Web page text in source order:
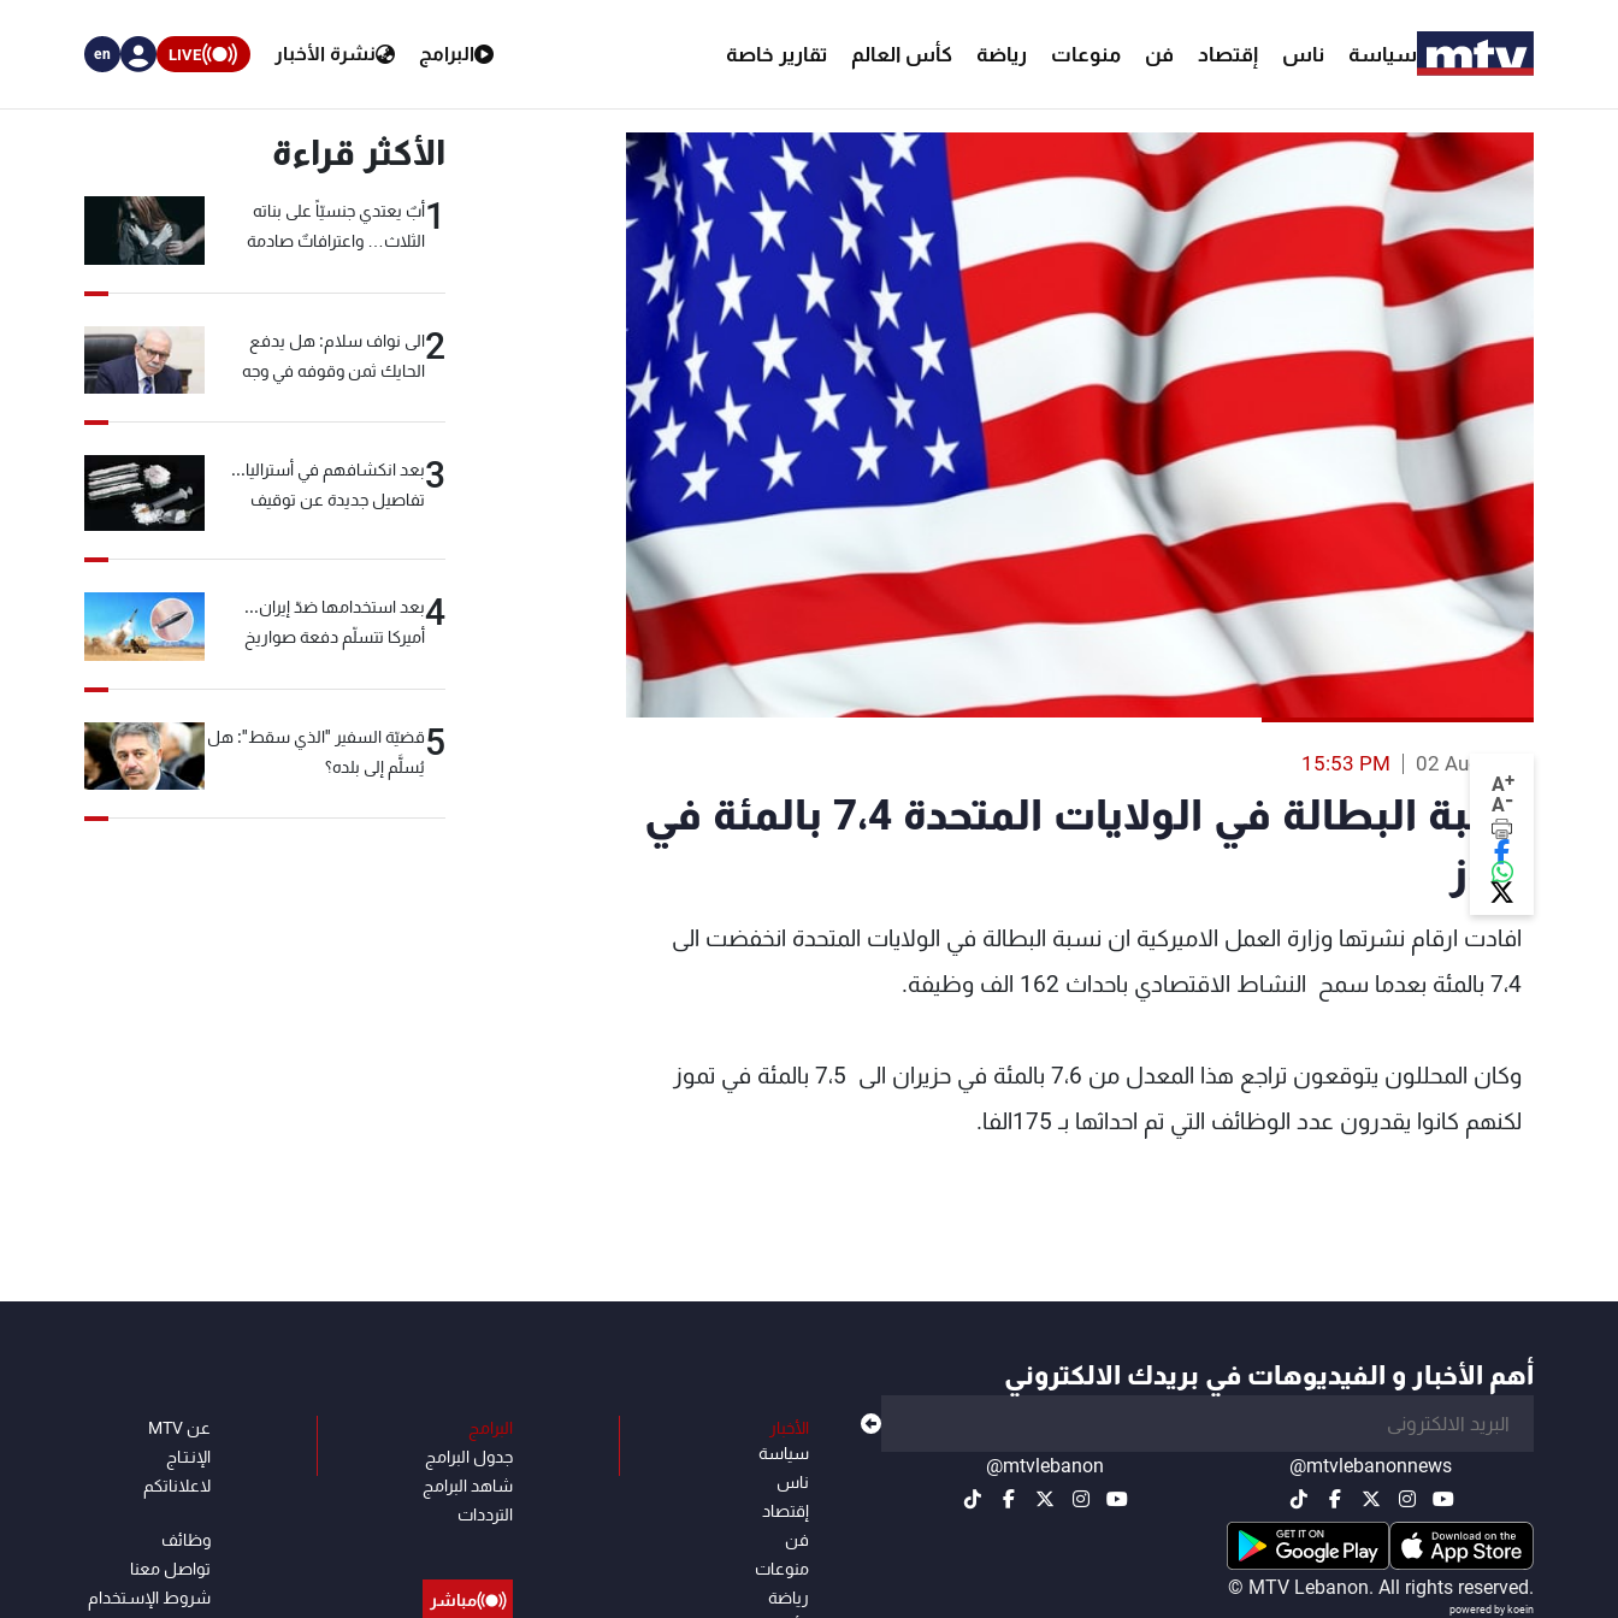
سياسة ناس إقتصاد فن منوعات رياضة كأس العالم تقارير خاصة البرامج نشرة الأخبار LIVE
en
A+
A-
02 Aug 2013
15:53 PM
نسبة البطالة في الولايات المتحدة 7،4 بالمئة في
تموز
افادت ارقام نشرتها وزارة العمل الاميركية ان نسبة البطالة في الولايات المتحدة انخفضت الى
7،4 بالمئة بعدما سمح النشاط الاقتصادي باحداث 162 الف وظيفة.
وكان المحللون يتوقعون تراجع هذا المعدل من 7،6 بالمئة في حزيران الى 7،5 بالمئة في تموز
لكنهم كانوا يقدرون عدد الوظائف التي تم احداثها بـ 175الفا.
الأكثر قراءة
1أبٌ يعتدي جنسيّاً على بناته
الثلاث… واعترافاتٌ صادمة
2الى نواف سلام: هل يدفع
الحايك ثمن وقوفه في وجه
3بعد انكشافهم في أستراليا...
تفاصيل جديدة عن توقيف
4بعد استخدامها ضدّ إيران...
أميركا تتسلّم دفعة صواريخ
5قضيّة السفير "الذي سقط": هل
يُسلَّم إلى بلده؟
أهم الأخبار و الفيديوهات في بريدك الالكتروني
@mtvlebanonnews
@mtvlebanon
© MTV Lebanon. All rights reserved.
powered by koein
الأخبار
سياسة
ناس
إقتصاد
فن
منوعات
رياضة
البرامج
جدول البرامج
شاهد البرامج
الترددات
مباشر
عن MTV
الإنـتـاج
لاعلاناتكم
وظائف
تواصل معنا
شروط الإسـتخدام